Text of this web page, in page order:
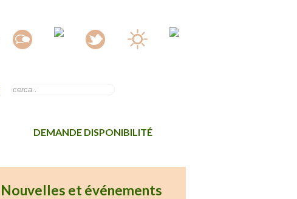
DEMANDE DISPONIBILITÉ
Nouvelles et événements